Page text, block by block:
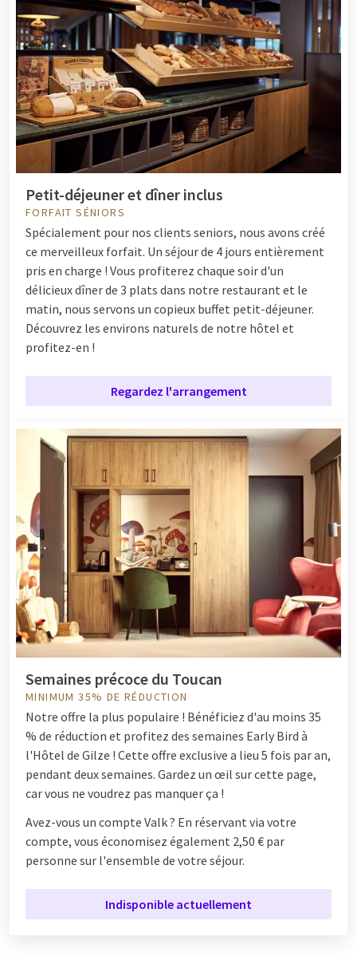
Petit-déjeuner et dîner inclus
FORFAIT SÉNIORS
Spécialement pour nos clients seniors, nous avons créé
ce merveilleux forfait. Un séjour de 4 jours entièrement
pris en charge ! Vous profiterez chaque soir d'un
délicieux dîner de 3 plats dans notre restaurant et le
matin, nous servons un copieux buffet petit-déjeuner.
Découvrez les environs naturels de notre hôtel et
profitez-en !
Regardez l'arrangement
Semaines précoce du Toucan
MINIMUM 35% DE RÉDUCTION
Notre offre la plus populaire ! Bénéficiez d'au moins 35
% de réduction et profitez des semaines Early Bird à
l'Hôtel de Gilze ! Cette offre exclusive a lieu 5 fois par an,
pendant deux semaines. Gardez un œil sur cette page,
car vous ne voudrez pas manquer ça !
Avez-vous un compte Valk ? En réservant via votre
compte, vous économisez également 2,50 € par
personne sur l'ensemble de votre séjour.
Indisponible actuellement